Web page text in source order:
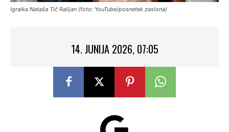
Igralka Nataša Tič Ralijan (foto: YouTube/posnetek zaslona)
14. JUNIJA 2026, 07:05